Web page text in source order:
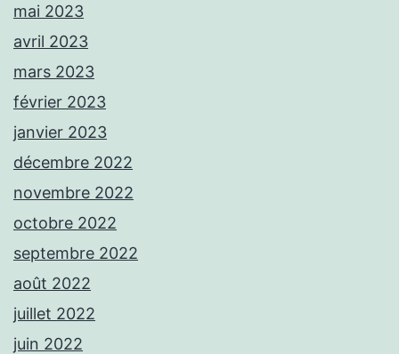
mai 2023
avril 2023
mars 2023
février 2023
janvier 2023
décembre 2022
novembre 2022
octobre 2022
septembre 2022
août 2022
juillet 2022
juin 2022